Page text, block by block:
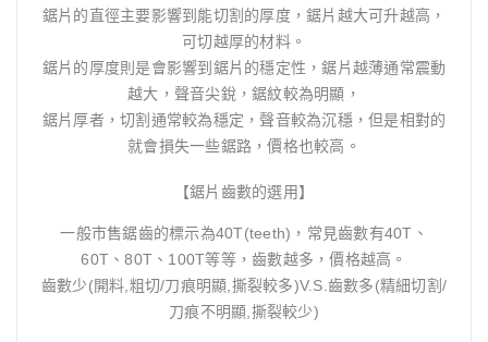
鋸片的直徑主要影響到能切割的厚度，鋸片越大可升越高，
可切越厚的材料。
鋸片的厚度則是會影響到鋸片的穩定性，鋸片越薄通常震動
越大，聲音尖銳，鋸紋較為明顯，
鋸片厚者，切割通常較為穩定，聲音較為沉穩，但是相對的
就會損失一些鋸路，價格也較高。
【鋸片齒數的選用】
一般市售鋸齒的標示為40T(teeth)，常見齒數有40T、
60T、80T、100T等等，齒數越多，價格越高。
齒數少(開料,粗切/刀痕明顯,撕裂較多)V.S.齒數多(精細切割/
刀痕不明顯,撕裂較少)